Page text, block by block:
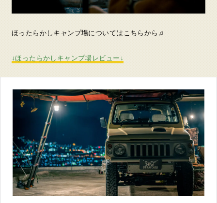
ほったらかしキャンプ場についてはこちらから♫
↓ほったらかしキャンプ場レビュー↓